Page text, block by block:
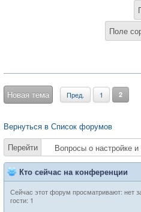
Поле
Новая тема Пред. 1 2
Вернуться в Список форумов
Перейти
Кто сейчас на конференции
Сейчас этот форум просматривают: нет
гости: 1